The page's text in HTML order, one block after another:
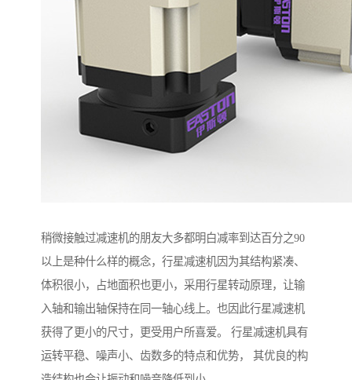
稍微接触过减速机的朋友大多都明白减率到达百分之90
以上是种什么样的概念，行星减速机因为其结构紧凑、
体积很小，占地面积也更小，采用行星转动原理，让输
入轴和输出轴保持在同一轴心线上。也因此行星减速机
获得了更小的尺寸，更受用户所喜爱。 行星减速机具有
运转平稳、噪声小、齿数多的特点和优势， 其优良的构